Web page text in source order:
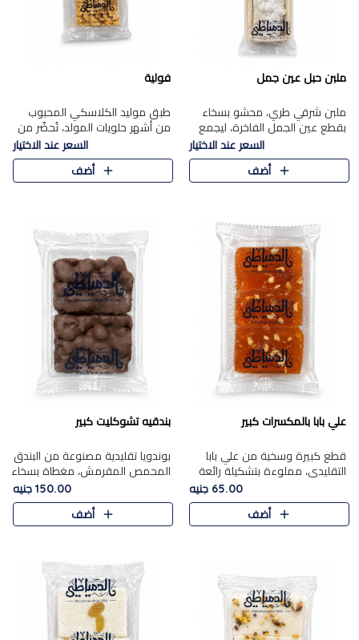
ملبن حبل عين جمل
ملبن شرقي طري، محشو بسخاء
بقطع عين الجمل الفاخرة، ليجمع
بين القوام الناعم وقرمشة الجوز
في مذاق شرقي أصيل.
السعر عند الاختيار
أضف
فولية
طبق موليد الكلاسكي المحبوب
من أشهر حلويات المولد، تُحضّر من
فول سوداني محمص بعناية
ومغلف بطبقة رقيقة من السكر
المكرمل، لتمنحك قرمشة أصيلة
السعر عند الاختيار
أضف
علي بابا بالمكسرات كبير
قطع كبيرة وسخية من علي بابا
التقليدي، مملوءة بتشكيلة رائعة
من المكسرات المحمصة المحمرة.
65.00 جنيه
أضف
بندقيه تشوكليت كبير
بوندويا تقليدية مصنوعة من البندق
المحمص المقرمش، مغطاة بسخاء
بشوكولاتة فاخرة غنية لتحقيق
التوازن المثالي بين قوام القرمشة
ونكهة الشوكولاتة ا..
150.00 جنيه
أضف